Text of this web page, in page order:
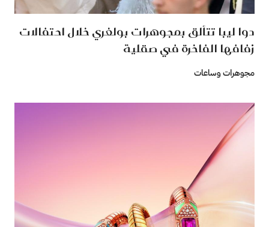
دوا ليبا تتألق بمجوهرات بولغري خلال احتفالات
زفافها الفاخرة في صقلية
مجوهرات وساعات